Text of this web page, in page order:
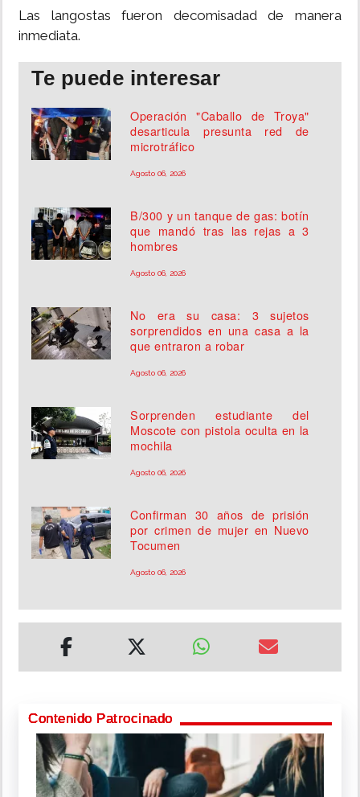
Las langostas fueron decomisadad de manera
inmediata.
Te puede interesar
Operación "Caballo de Troya"
desarticula presunta red de
microtráfico
Agosto 06, 2026
B/300 y un tanque de gas: botín
que mandó tras las rejas a 3
hombres
Agosto 06, 2026
No era su casa: 3 sujetos
sorprendidos en una casa a la
que entraron a robar
Agosto 06, 2026
Sorprenden estudiante del
Moscote con pistola oculta en la
mochila
Agosto 06, 2026
Confirman 30 años de prisión
por crimen de mujer en Nuevo
Tocumen
Agosto 06, 2026
Contenido Patrocinado